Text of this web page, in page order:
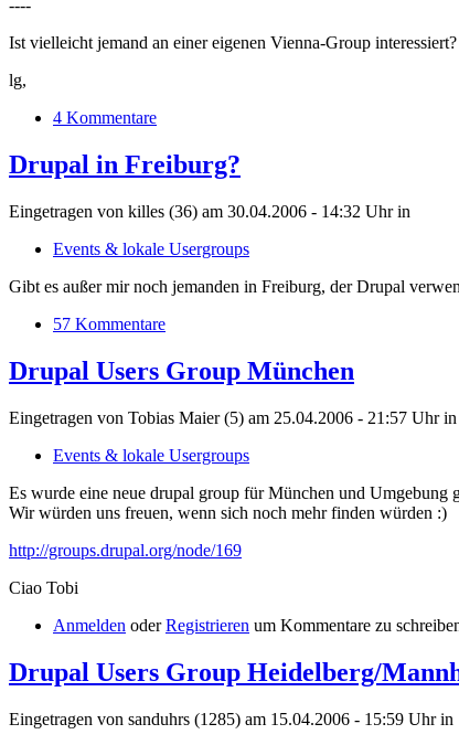
----
Ist vielleicht jemand an einer eigenen Vienna-Group interessiert?
lg,
4 Kommentare
Drupal in Freiburg?
Eingetragen von killes (36) am 30.04.2006 - 14:32 Uhrin
Events & lokale Usergroups
Gibt es außer mir noch jemanden in Freiburg, der Drupal
57 Kommentare
Drupal Users Group München
Eingetragen von Tobias Maier (5) am 25.04.2006 - 21:57 Uhrin
Events & lokale Usergroups
Es wurde eine neue drupal group für München und Umgebung
Wir würden uns freuen, wenn sich noch mehr finden würden :)
http://groups.drupal.org/node/169
Ciao Tobi
Anmelden oderRegistrieren um Kommentare zu
Drupal Users Group Heidelberg/
Eingetragen von sanduhrs (1285) am 15.04.2006 - 15:59 Uhrin